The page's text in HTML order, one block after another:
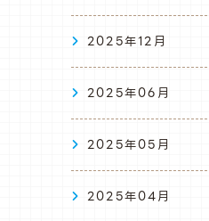
2025年12月
2025年06月
2025年05月
2025年04月